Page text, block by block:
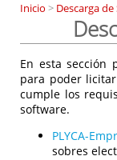
Inicio > Descarga
En esta sección
para poder
cumple los
software.
PLYCA-
sobres